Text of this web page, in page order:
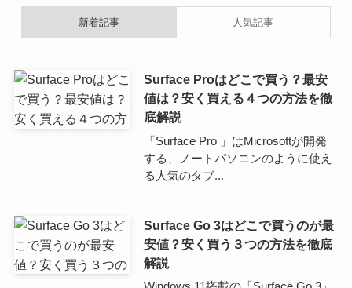
新着記事 人気記事
Surface Proはどこで買う？最安
値は？安く買える４つの方法を徹
底解説
「Surface Pro 」はMicrosoftが開発
する、ノートパソコンのように使え
る人気のタブ...
Surface Go 3はどこで買うのが最
安値？安く買う３つの方法を徹底
解説